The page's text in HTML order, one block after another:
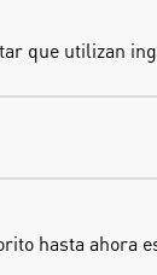
que utilizan
hasta ahora